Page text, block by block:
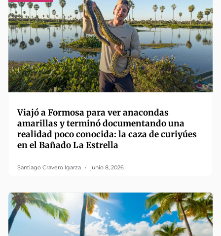
Viajó a Formosa para ver anacondas
amarillas y terminó documentando una
realidad poco conocida: la caza de curiyúes
en el Bañado La Estrella
Santiago Cravero Igarza junio 8, 2026